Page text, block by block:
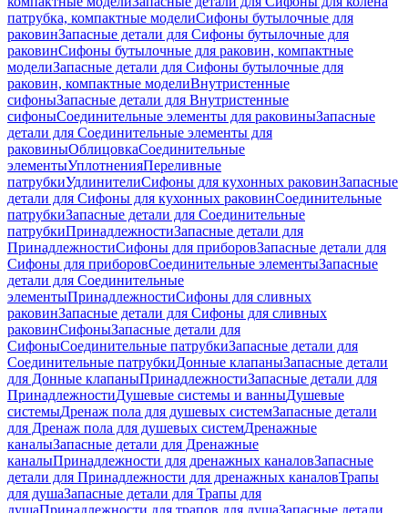
патрубка, компактные моделиСифоны бутылочные для
раковинЗапасные детали для Сифоны бутылочные для
раковинСифоны бутылочные для раковин, компактные
моделиЗапасные детали для Сифоны бутылочные для
раковин, компактные моделиВнутристенные
сифоныЗапасные детали для Внутристенные
сифоныСоединительные элементы для раковиныЗапасные
детали для Соединительные элементы для
раковиныОблицовкаСоединительные
элементыУплотненияПереливные
патрубкиУдлинителиСифоны для кухонных раковинЗапасные
детали для Сифоны для кухонных раковинСоединительные
патрубкиЗапасные детали для Соединительные
патрубкиПринадлежностиЗапасные детали для
ПринадлежностиСифоны для приборовЗапасные детали для
Сифоны для приборовСоединительные элементыЗапасные
детали для Соединительные
элементыПринадлежностиСифоны для сливных
раковинЗапасные детали для Сифоны для сливных
раковинСифоныЗапасные детали для
СифоныСоединительные патрубкиЗапасные детали для
Соединительные патрубкиДонные клапаныЗапасные детали
для Донные клапаныПринадлежностиЗапасные детали для
ПринадлежностиДушевые системы и ванныДушевые
системыДренаж пола для душевых системЗапасные детали
для Дренаж пола для душевых системДренажные
каналыЗапасные детали для Дренажные
каналыПринадлежности для дренажных каналовЗапасные
детали для Принадлежности для дренажных каналовТрапы
для душаЗапасные детали для Трапы для
душаПринадлежности для трапов для душаЗапасные детали